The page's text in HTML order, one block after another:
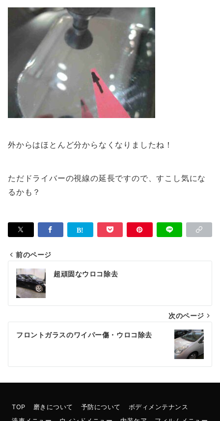
外からはほとんど分からなくなりましたね！
ただドライバーの視線の延長ですので、すこし気にな
るかも？
投
稿
ナ
ビ
ゲ
シ
ョ
ン
前のページ
超頑固なウロコ除去
次のページ
フロントガラスのワイパー傷・ウロコ除去
TOP 磨きについて 予防について
ボディメンテナンス